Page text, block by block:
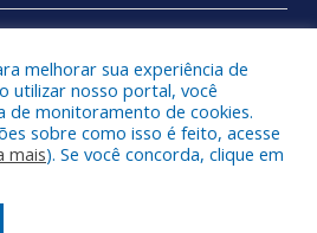
a Câmara Municipal de Santa
do Pará.
Área Administrativa
melhorar sua experiência de
utilizar nosso portal, você
de monitoramento de cookies.
sobre como isso é feito, acesse
mais). Se você concorda, clique em